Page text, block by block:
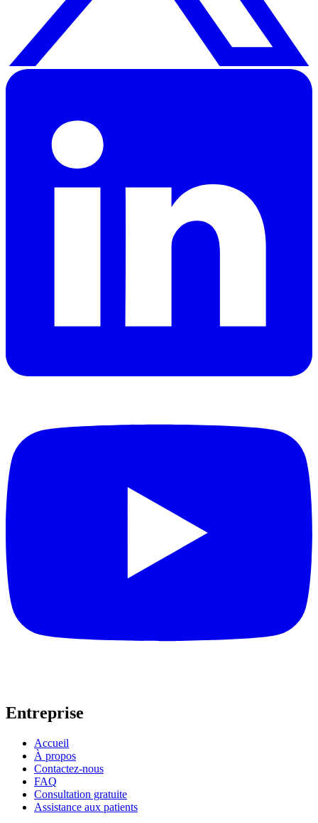
Entreprise
Accueil
À propos
Contactez-nous
FAQ
Consultation gratuite
Assistance aux patients